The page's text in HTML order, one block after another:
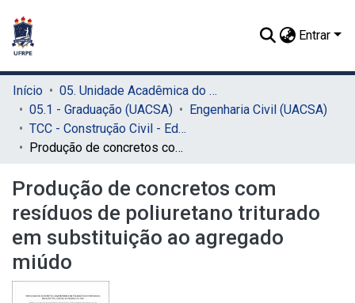
Entrar
Início
05. Unidade Acadêmica do Cabo de Santo Agostinho (UACSA)
05.1 - Graduação (UACSA)
Engenharia Civil (UACSA)
TCC - Construção Civil - Edificações (UACSA)
Produção de concretos com resíduos de poliuretano triturado em substituição ao agregado miúdo
Produção de concretos com
resíduos de poliuretano triturado
em substituição ao agregado
miúdo